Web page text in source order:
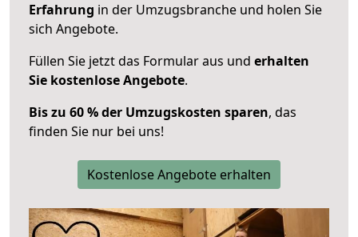
Erfahrung in der Umzugsbranche und holen Sie
sich Angebote.
Füllen Sie jetzt das Formular aus und erhalten
Sie kostenlose Angebote.
Bis zu 60 % der Umzugskosten sparen, das
finden Sie nur bei uns!
Kostenlose Angebote erhalten